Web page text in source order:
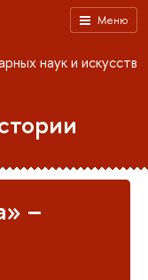
Меню
наук и искусств
–